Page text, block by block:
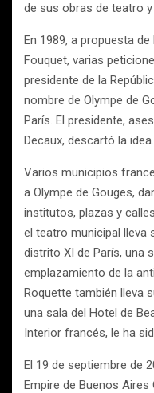
de sus obras de teatro
En 1989, a propuesta
Fouquet, varias
presidente de la
nombre de Olympe de
París. El presidente,
Decaux, descartó la idea.
Varios municipios
a Olympe de Gouges,
institutos, plazas y
el teatro municipal lleva
distrito XI de París, una
emplazamiento de la
Roquette también lleva
una sala del Hotel de
Interior francés, le ha
El 19 de septiembre de
Empire de Buenos Aires